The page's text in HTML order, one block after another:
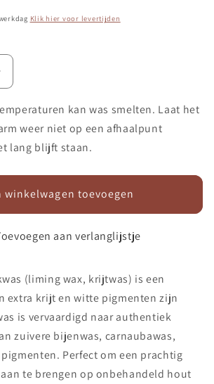
Klik hier voor levertijden
kan was smelten. Laat het
weer niet op een afhaalpunt
lang blijft staan.
winkelwagen toevoegen
aan verlanglijstje
(liming wax, krijtwas) is een
extra krijt en witte pigmenten zijn
is vervaardigd naar authentiek
zuivere bijenwas, carnaubawas,
Perfect om een prachtig
te brengen op onbehandeld hout